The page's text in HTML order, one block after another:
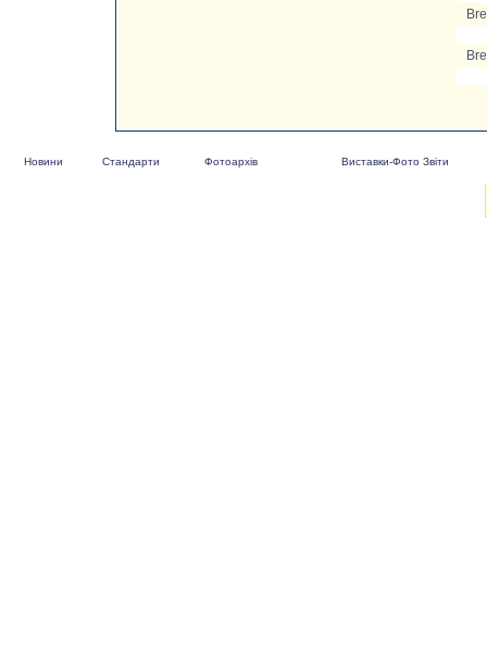
Новини Стандарти Фотоархів Виставки-Фото Звіти